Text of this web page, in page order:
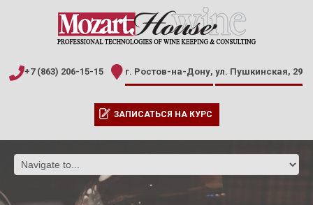
+7 (863) 206-15-15 г. Ростов-на-Дону, ул. Пушкинская, 29
ЗАПИСАТЬСЯ НА КУРС